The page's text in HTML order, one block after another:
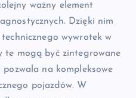
ważny element
Dzięki nim
wywrotek w
te mogą być zintegrowane
na kompleksowe
pojazdów. W